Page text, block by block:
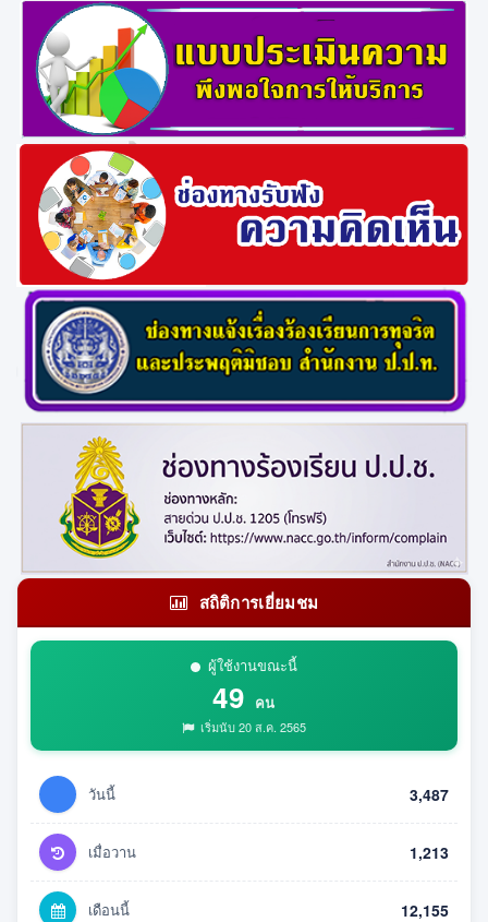
สถิติการเยี่ยมชม
ผู้ใช้งานขณะนี้
49 คน
เริ่มนับ 20 ส.ค. 2565
วันนี้ 3,487
เมื่อวาน 1,213
เดือนนี้ 12,155